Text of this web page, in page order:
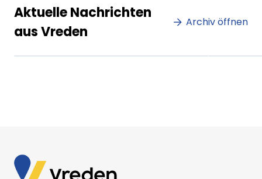
Aktuelle Nachrichten
aus Vreden
Archiv öffnen
Lorem ipsum Lorem ipsum